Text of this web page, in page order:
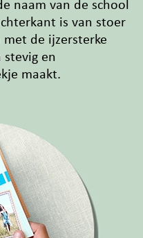
naam van de school
is van stoer
de ijzersterke
stevig en
maakt.